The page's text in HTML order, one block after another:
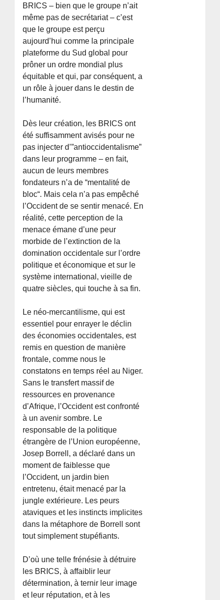
BRICS – bien que le groupe n’ait
même pas de secrétariat – c’est
que le groupe est perçu
aujourd’hui comme la principale
plateforme du Sud global pour
prôner un ordre mondial plus
équitable et qui, par conséquent, a
un rôle à jouer dans le destin de
l’humanité.
Dès leur création, les BRICS ont
été suffisamment avisés pour ne
pas injecter d’”antioccidentalisme”
dans leur programme – en fait,
aucun de leurs membres
fondateurs n’a de “mentalité de
bloc“. Mais cela n’a pas empêché
l’Occident de se sentir menacé. En
réalité, cette perception de la
menace émane d’une peur
morbide de l’extinction de la
domination occidentale sur l’ordre
politique et économique et sur le
système international, vieille de
quatre siècles, qui touche à sa fin.
Le néo-mercantilisme, qui est
essentiel pour enrayer le déclin
des économies occidentales, est
remis en question de manière
frontale, comme nous le
constatons en temps réel au Niger.
Sans le transfert massif de
ressources en provenance
d’Afrique, l’Occident est confronté
à un avenir sombre. Le
responsable de la politique
étrangère de l’Union européenne,
Josep Borrell, a déclaré dans un
moment de faiblesse que
l’Occident, un jardin bien
entretenu, était menacé par la
jungle extérieure. Les peurs
ataviques et les instincts implicites
dans la métaphore de Borrell sont
tout simplement stupéfiants.
D’où une telle frénésie à détruire
les BRICS, à affaiblir leur
détermination, à ternir leur image
et leur réputation, et à les